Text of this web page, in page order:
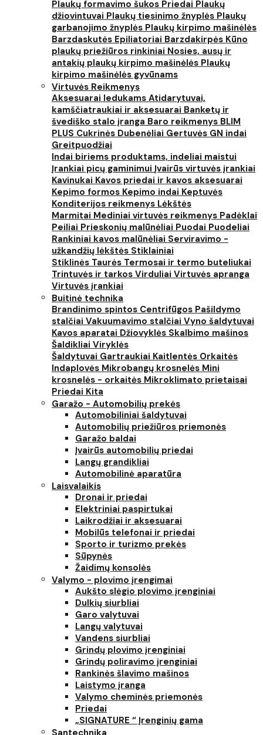
Plaukų formavimo šukos Priedai Plaukų
džiovintuvai Plaukų tiesinimo žnyplės Plaukų
garbanojimo žnyplės Plaukų kirpimo mašinėlės
Barzdaskutės Epiliatoriai Barzdakirpės Kūno
plaukų priežiūros rinkiniai Nosies, ausų ir
antakių plaukų kirpimo mašinėlės Plaukų
kirpimo mašinėlės gyvūnams
Virtuvės Reikmenys
Aksesuarai ledukams Atidarytuvai,
kamščiatraukiai ir aksesuarai Banketų ir
švediško stalo įranga Baro reikmenys BLIM
PLUS Cukrinės Dubenėliai Gertuvės GN indai
Greitpuodžiai
Indai biriems produktams, indeliai maistui
Įrankiai picų gaminimui Įvairūs virtuvės įrankiai
Kavinukai Kavos priedai ir kavos aksesuarai
Kepimo formos Kepimo indai Keptuvės
Konditerijos reikmenys Lėkštės
Marmitai Mediniai virtuvės reikmenys Padėklai
Peiliai Prieskonių malūnėliai Puodai Puodeliai
Rankiniai kavos malūnėliai Serviravimo -
užkandžių lėkštės Stiklainiai
Stiklinės Taurės Termosai ir termo buteliukai
Trintuvės ir tarkos Virduliai Virtuvės apranga
Virtuvės įrankiai
Buitinė technika
Brandinimo spintos Centrifūgos Pašildymo
stalčiai Vakuumavimo stalčiai Vyno šaldytuvai
Kavos aparatai Džiovyklės Skalbimo mašinos
Šaldikliai Viryklės
Šaldytuvai Gartraukiai Kaitlentės Orkaitės
Indaplovės Mikrobangų krosnelės Mini
krosnelės - orkaitės Mikroklimato prietaisai
Priedai Kita
Garažo - Automobilių prekės
Automobiliniai šaldytuvai
Automobilių priežiūros priemonės
Garažo baldai
Įvairūs automobilių priedai
Langų grandikliai
Automobilinė aparatūra
Laisvalaikis
Dronai ir priedai
Elektriniai paspirtukai
Laikrodžiai ir aksesuarai
Mobilūs telefonai ir priedai
Sporto ir turizmo prekės
Sūpynės
Žaidimų konsolės
Valymo - plovimo įrengimai
Aukšto slėgio plovimo įrenginiai
Dulkių siurbliai
Garo valytuvai
Langų valytuvai
Vandens siurbliai
Grindų plovimo įrenginiai
Grindų poliravimo įrenginiai
Rankinės šlavimo mašinos
Laistymo įranga
Valymo cheminės priemonės
Priedai
„SIGNATURE “ Įrenginių gama
Santechnika